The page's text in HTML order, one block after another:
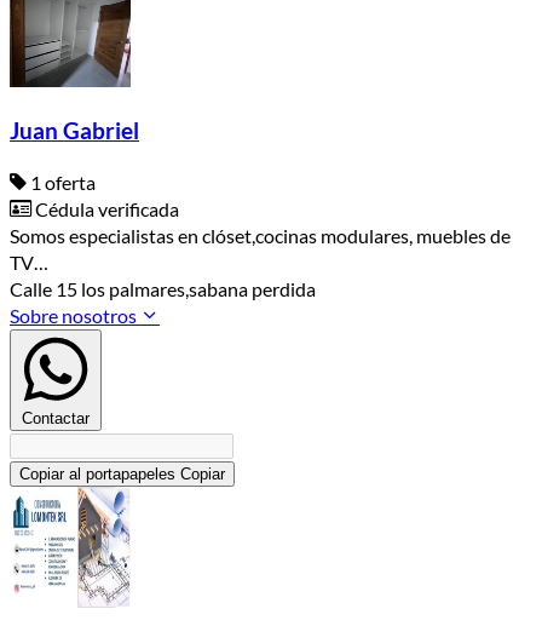
Juan Gabriel
1 oferta
Cédula verificada
Somos especialistas en clóset,cocinas modulares, muebles de
TV…
Calle 15 los palmares,sabana perdida
Sobre nosotros
Contactar
Copiar al portapapeles Copiar